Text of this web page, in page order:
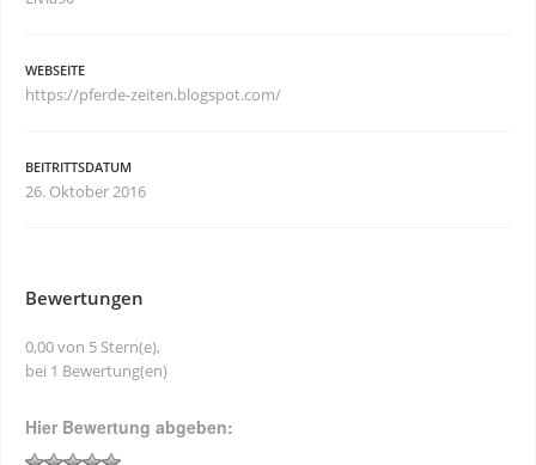
WEBSEITE
https://pferde-zeiten.blogspot.com/
BEITRITTSDATUM
26. Oktober 2016
Bewertungen
0,00 von 5 Stern(e),
bei 1 Bewertung(en)
Hier Bewertung abgeben: